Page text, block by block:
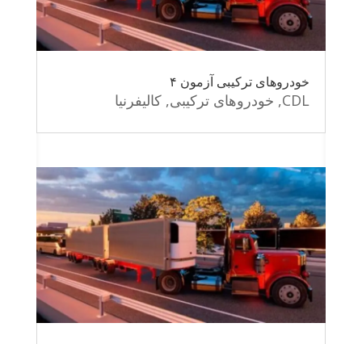
خودروهای ترکیبی آزمون ۴
CDL
, خودروهای ترکیبی, کالیفرنیا